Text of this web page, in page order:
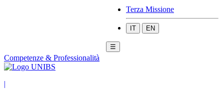
Terza Missione
IT EN
☰
Competenze & Professionalità
|